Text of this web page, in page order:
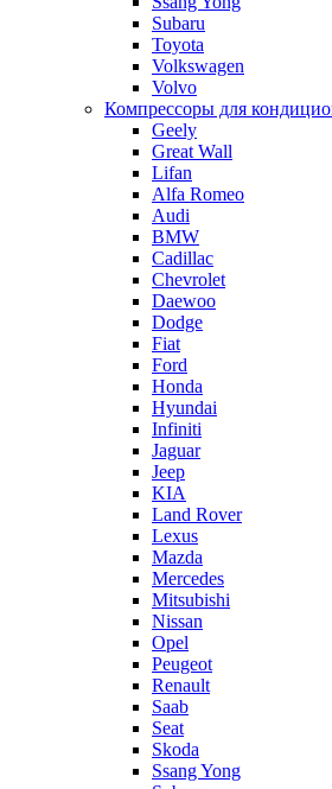
Subaru
Toyota
Volkswagen
Volvo
Компрессоры для
Geely
Great Wall
Lifan
Alfa Romeo
Audi
BMW
Cadillac
Chevrolet
Daewoo
Dodge
Fiat
Ford
Honda
Hyundai
Infiniti
Jaguar
Jeep
KIA
Land Rover
Lexus
Mazda
Mercedes
Mitsubishi
Nissan
Opel
Peugeot
Renault
Saab
Seat
Skoda
Ssang Yong